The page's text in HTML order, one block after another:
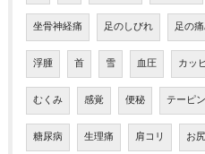
坐骨神経痛 足のしびれ 足の
浮腫 首 雪 血圧 カッ
むくみ 感覚 便秘 テーピ
糖尿病 生理痛 肩コリ お